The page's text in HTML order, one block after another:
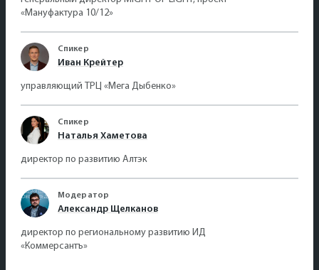
«Мануфактура 10/12»
Спикер
Иван Крейтер
управляющий ТРЦ «Мега Дыбенко»
Спикер
Наталья Хаметова
директор по развитию Алтэк
Модератор
Александр Щелканов
директор по региональному развитию ИД
«Коммерсантъ»